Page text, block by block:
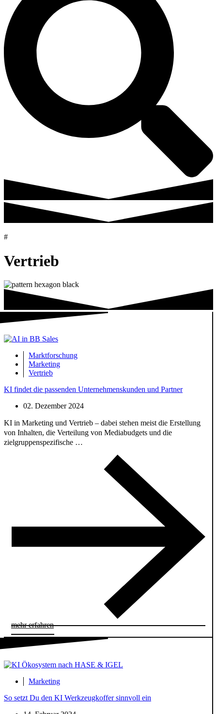
#
Vertrieb
Marktforschung
Marketing
Vertrieb
KI findet die passenden Unternehmenskunden und Partner
02. Dezember 2024
KI in Marketing und Vertrieb – dabei stehen meist die Erstellung
von Inhalten, die Verteilung von Mediabudgets und die
zielgruppenspezifische …
mehr erfahren
Marketing
So setzt Du den KI Werkzeugkoffer sinnvoll ein